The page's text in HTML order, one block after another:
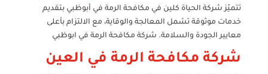
تتميّز شركة الحياة كلين في مكافحة الرمة في أبوظبي بتقديم
خدمات موثوقة تشمل المعالجة والوقاية، مع الالتزام بأعلى
معايير الجودة والسلامة. شركة مكافحة الرمة في ابوظبي
شركة مكافحة الرمة في العين